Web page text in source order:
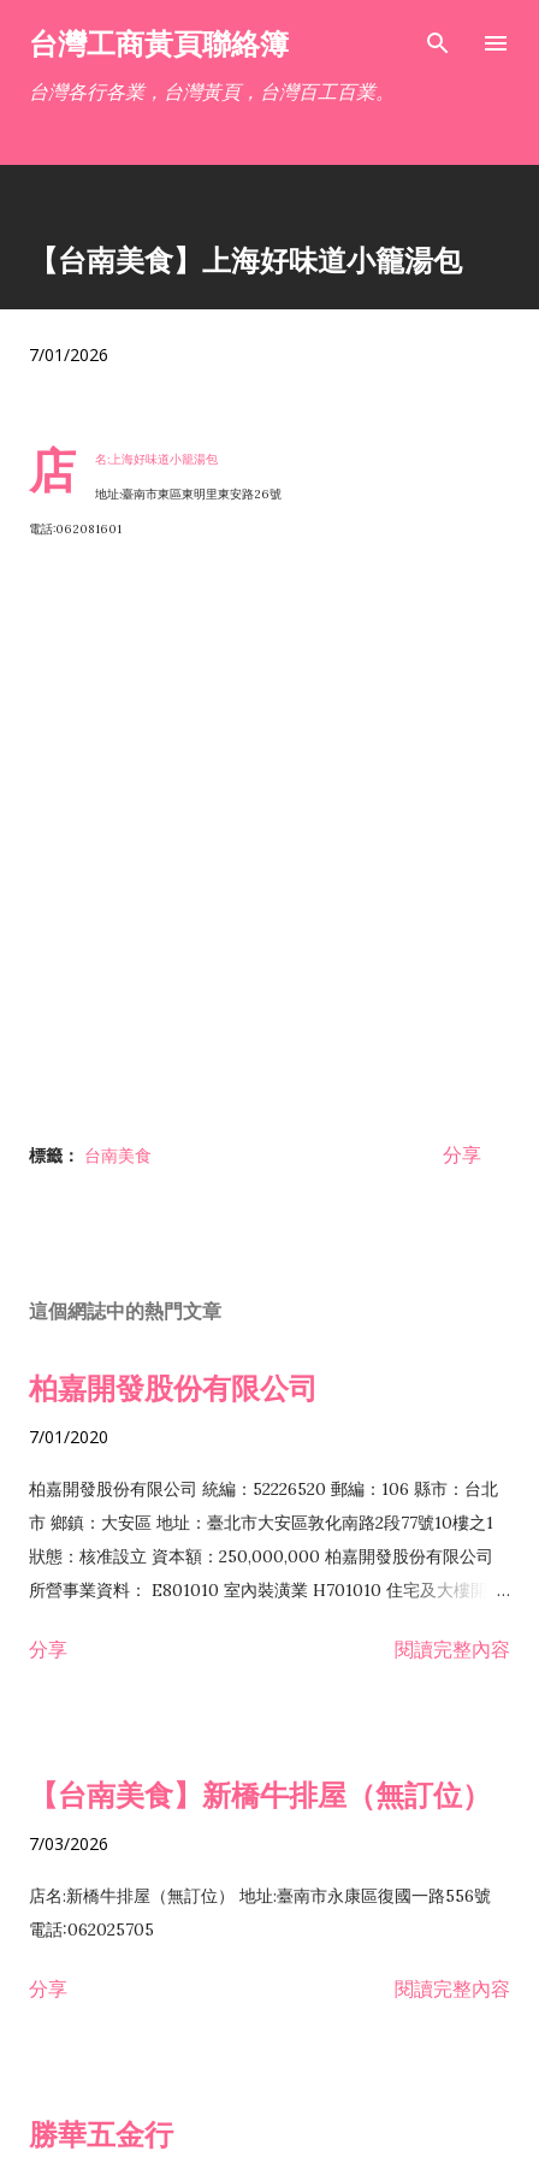
跳到主要內容
台灣工商黃頁聯絡簿
台灣各行各業，台灣黃頁，台灣百工百業。
【台南美食】上海好味道小籠湯包
7/01/2026
店 名:上海好味道小籠湯包
地址:臺南市東區東明里東安路26號
電話:062081601
標籤： 台南美食 分享
這個網誌中的熱門文章
柏嘉開發股份有限公司
7/01/2020
柏嘉開發股份有限公司 統編：52226520 郵編：106 縣市：台北
市 鄉鎮：大安區 地址：臺北市大安區敦化南路2段77號10樓之1
狀態：核准設立 資本額：250,000,000 柏嘉開發股份有限公司
所營事業資料： E801010 室內裝潢業 H701010 住宅及大樓開發
發業 H703090 不動產買賣業 H703100 不動產租賃業 I503010
分享 閱讀完整內容
【台南美食】新橋牛排屋（無訂位）
7/03/2026
店名:新橋牛排屋（無訂位） 地址:臺南市永康區復國一路556號
電話:062025705
分享 閱讀完整內容
勝華五金行